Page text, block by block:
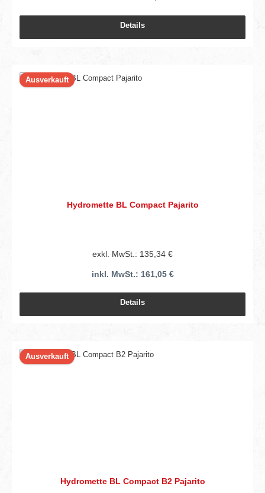
Details
Ausverkauft
Hydromette BL Compact Pajarito
exkl. MwSt.: 135,34 €
inkl. MwSt.: 161,05 €
Details
Ausverkauft
Hydromette BL Compact B2 Pajarito